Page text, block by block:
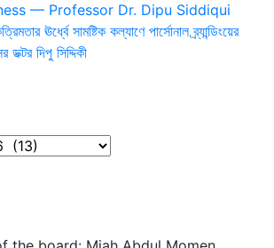
— Professor Dr. Dipu Siddiqui
ঊর্ধ্বে সামষ্টিক কল্যাণে পার্সোনাল ব্র্যান্ডিংয়ের
দিপু সিদ্দিকী